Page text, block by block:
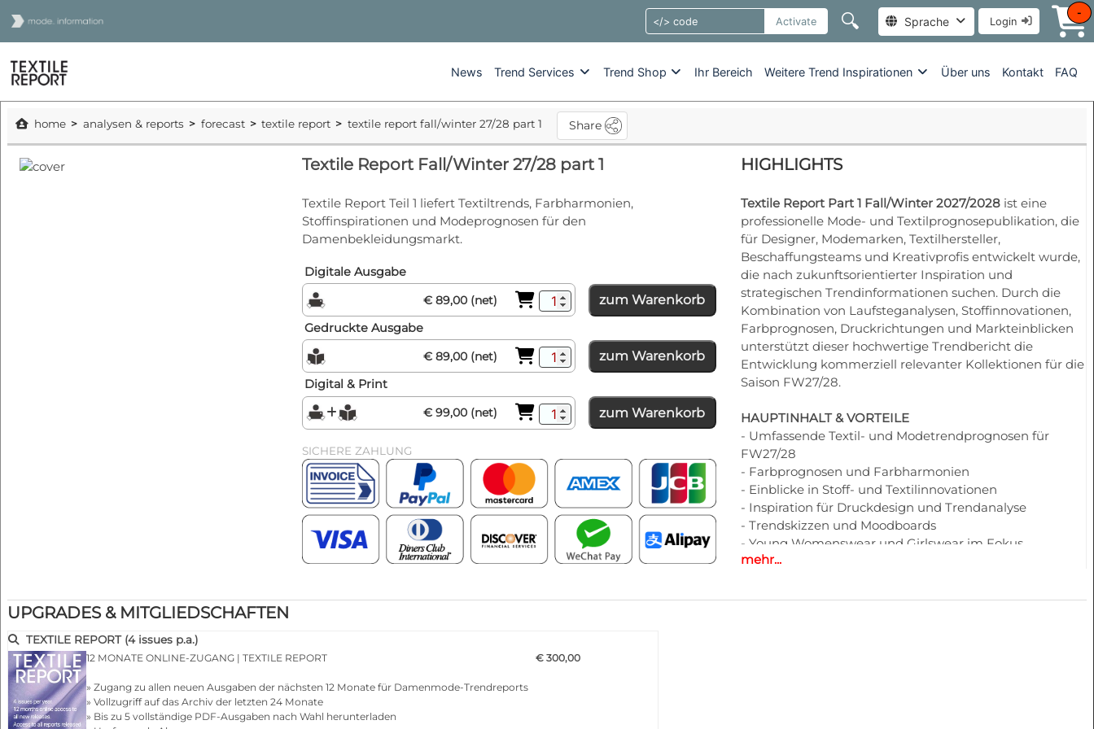
Activate 🔍 Sprache Login
-
News Trend Services Trend Shop Ihr Bereich Weitere Trend Inspirationen Über uns Kontakt FAQ
home analysen & reports forecast textile report textile report fall/winter 27/28 part 1 Share
Textile Report Fall/Winter 27/28 part 1
Textile Report Teil 1 liefert Textiltrends, Farbharmonien,
Stoffinspirationen und Modeprognosen für den
Damenbekleidungsmarkt.
Digitale Ausgabe
€ 89,00 (net)
zum Warenkorb
Gedruckte Ausgabe
€ 89,00 (net)
zum Warenkorb
Digital & Print
€ 99,00 (net)
zum Warenkorb
SICHERE ZAHLUNG
HIGHLIGHTS
Textile Report Part 1 Fall/Winter 2027/2028ist eine
professionelle Mode- und Textilprognosepublikation, die
für Designer, Modemarken, Textilhersteller,
Beschaffungsteams und Kreativprofis entwickelt wurde,
die nach zukunftsorientierter Inspiration und
strategischen Trendinformationen suchen. Durch die
Kombination von Laufsteganalysen, Stoffinnovationen,
Farbprognosen, Druckrichtungen und Markteinblicken
unterstützt dieser hochwertige Trendbericht die
Entwicklung kommerziell relevanter Kollektionen für die
Saison FW27/28.
HAUPTINHALT & VORTEILE
- Umfassende Textil- und Modetrendprognosen für
FW27/28
- Farbprognosen und Farbharmonien
- Einblicke in Stoff- und Textilinnovationen
- Inspiration für Druckdesign und Trendanalyse
- Trendskizzen und Moodboards
- Young Womenswear und Girlswear im Fokus
- Einflüsse von Straßenmode und Designerkollektionen
- Styling-Richtungen und Silhouetten-Entwicklung
mehr...
UPGRADES & MITGLIEDSCHAFTEN
TEXTILE REPORT (4 issues p.a.)
12 MONATE ONLINE-ZUGANG | TEXTILE REPORT
» Zugang zu allen neuen Ausgaben der nächsten 12 Monate für Damenmode-Trendreports
» Vollzugriff auf das Archiv der letzten 24 Monate
» Bis zu 5 vollständige PDF-Ausgaben nach Wahl herunterladen
€ 300,00